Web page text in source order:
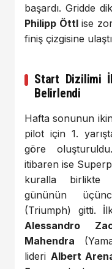
başardı. Gridde
Philipp Öttlise
finiş çizgisine
Start Dizilimi
Belirlendi
Hafta sonunun
pilot için 1.
göre
itibaren ise
kuralla birlikte
gününün
(Triumph) gitti.
Alessandro
Mahendra
lideri Albert